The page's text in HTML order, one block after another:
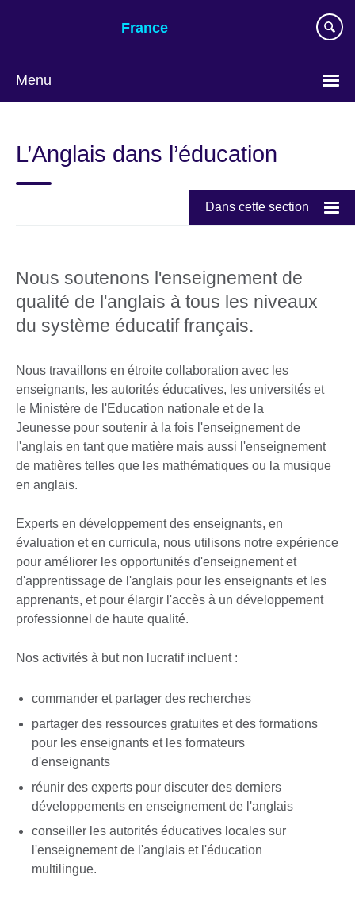
France
Menu
language
L’Anglais dans l’éducation
Dans cette section
Nous soutenons l'enseignement de
qualité de l'anglais à tous les niveaux
du système éducatif français.
Nous travaillons en étroite collaboration avec les
enseignants, les autorités éducatives, les universités et
le Ministère de l'Education nationale et de la
Jeunesse pour soutenir à la fois l'enseignement de
l'anglais en tant que matière mais aussi l'enseignement
de matières telles que les mathématiques ou la musique
en anglais.
Experts en développement des enseignants, en
évaluation et en curricula, nous utilisons notre expérience
pour améliorer les opportunités d'enseignement et
d'apprentissage de l'anglais pour les enseignants et les
apprenants, et pour élargir l'accès à un développement
professionnel de haute qualité.
Nos activités à but non lucratif incluent :
commander et partager des recherches
partager des ressources gratuites et des formations
pour les enseignants et les formateurs
d'enseignants
réunir des experts pour discuter des derniers
développements en enseignement de l'anglais
conseiller les autorités éducatives locales sur
l'enseignement de l'anglais et l'éducation
multilingue.